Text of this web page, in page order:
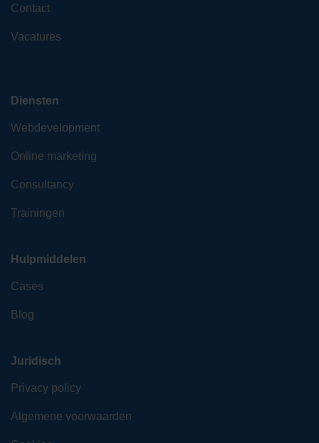
Contact
Vacatures
Diensten
Webdevelopment
Online marketing
Consultancy
Trainingen
Hulpmiddelen
Cases
Blog
Juridisch
Privacy policy
Algemene voorwaarden